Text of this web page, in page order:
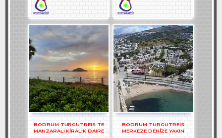
BODRUM TURGUTREIS TE
MANZARALI KİRALIK DAIRE
BODRUM TURGUTREİS
MERKEZE DENİZE YAKIN